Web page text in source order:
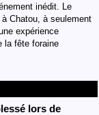
inédit. Le
Chatou, à seulement
expérience
la fête foraine
lors de